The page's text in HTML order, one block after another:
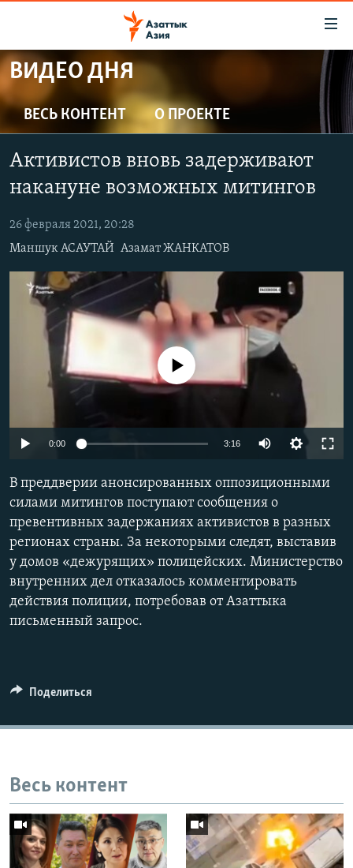
Вернуться
основному
содержанию
главной
навигации
Вернутся
ЦЕНТРАЛЬНАЯ АЗИЯ
КАЗАХСТАН
УЗБЕКИСТАН
ТАДЖИКИСТАН
НОВОСТИ
НА ДРУГИХ ЯЗЫКАХ
ҚАЗАҚША
КЫРГЫЗЧА
ЎЗБЕКЧА
ТОҶИКӢ
TÜRKMENÇE
Все сайты РСЕ/РС
ВИДЕО ДНЯ
ВЕСЬ КОНТЕНТ О ПРОЕКТЕ
Активистов вновь задерживают
накануне возможных митингов
26 февраля 2021, 20:28
Маншук АСАУТАЙ Азамат ЖАНКАТОВ
240p 480p
1080p
No media source currently available
0:00 3:16
480p
720p
1080p
В преддверии анонсированных оппозиционными
силами митингов поступают сообщения о
превентивных задержаниях активистов в разных
регионах страны. За некоторыми следят, выставив
у домов «дежурящих» полицейских. Министерство
внутренних дел отказалось комментировать
действия полиции, потребовав от Азаттыка
письменный запрос.
Поделиться
Весь контент